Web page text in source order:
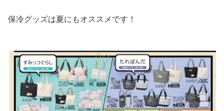
保冷グッズは夏にもオススメです！